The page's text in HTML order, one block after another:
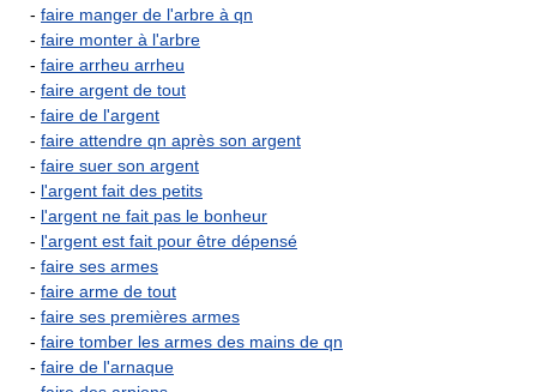
- faire manger de l'arbre à qn
- faire monter à l'arbre
- faire arrheu arrheu
- faire argent de tout
- faire de l'argent
- faire attendre qn après son argent
- faire suer son argent
- l'argent fait des petits
- l'argent ne fait pas le bonheur
- l'argent est fait pour être dépensé
- faire ses armes
- faire arme de tout
- faire ses premières armes
- faire tomber les armes des mains de qn
- faire de l'arnaque